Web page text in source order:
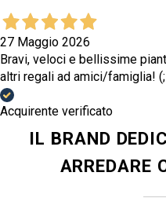
27 Maggio 2026
Bravi, veloci e bellissime
altri regali ad amici/famiglia! (;
Acquirente verificato
IL BRAND
ARREDARE